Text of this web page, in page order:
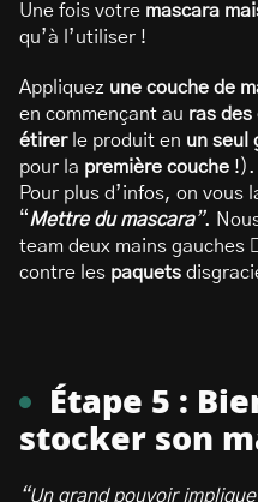
Une fois votre mascara
qu’à l’utiliser !
Appliquez une couche de
en commençant au ras des
étirer le produit en un seul
pour la première couche !).
Pour plus d’infos, on vous
“Mettre du mascara”.
team deux mains gauches
contre les paquets
Étape 5 :
stocker son
“Un grand pouvoir